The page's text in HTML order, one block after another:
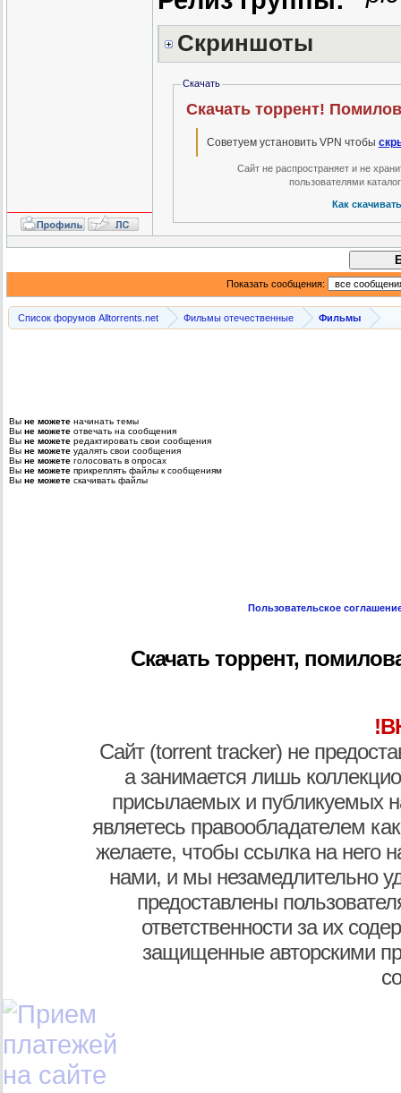
Скриншоты
Скачать
Скачать торрент!
Советуем установить VPN чтобы
Сайт не распространяет и не
пользователями
Как
Показать сообщения:
Список форумов Alltorrents.net Фильмы отечественные Фильмы
Вы не можете начинать темы
Вы не можете отвечать на сообщения
Вы не можете редактировать свои сообщения
Вы не можете удалять свои сообщения
Вы не можете голосовать в опросах
Вы не можете прикреплять файлы к сообщениям
Вы не можете скачивать файлы
Пользовательское
Скачать торрент,
Сайт (torrent tracker) не
а занимается лишь
присылаемых и публикуемых
являетесь правообладателем
желаете, чтобы ссылка на него
нами, и мы незамедлительно
предоставлены
ответственности за их
защищенные авторскими